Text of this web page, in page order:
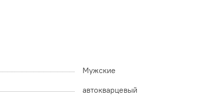
Мужские
автокварцевый